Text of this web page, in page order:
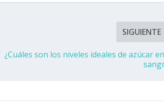
SIGUIENTE
¿Cuáles son los niveles ideales de azúcar